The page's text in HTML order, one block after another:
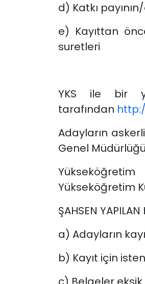
d) Katkı
e) Kayıttan
suretleri
YKS ile bir
tarafından
Adayların
Genel
Yükseköğretim
ŞAHSEN YAPILAN
a) Adayların
b) Kayıt için